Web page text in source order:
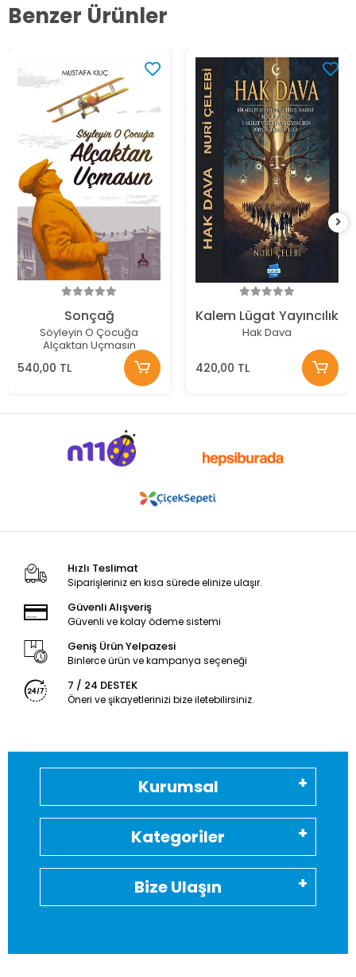
Benzer Ürünler
Sonçağ
Söyleyin O Çocuğa
Alçaktan Uçmasın
540,00 TL
Kalem Lügat Yayıncılık
Hak Dava
420,00 TL
Hızlı Teslimat
Siparişleriniz en kısa sürede elinize ulaşır.
Güvenli Alışveriş
Güvenli ve kolay ödeme sistemi
Geniş Ürün Yelpazesi
Binlerce ürün ve kampanya seçeneği
7 / 24 DESTEK
Öneri ve şikayetlerinizi bize iletebilirsiniz.
Kurumsal
Kategoriler
Bize Ulaşın